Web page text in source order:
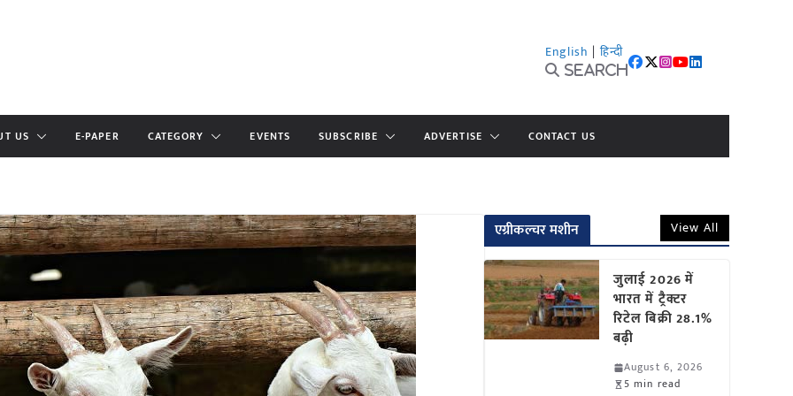
English | हिन्दी
Search
US E-PAPER CATEGORY EVENTS SUBSCRIBE ADVERTISE CONTACT US
एग्रीकल्चर मशीन View All
जुलाई 2026 में
भारत में ट्रैक्टर
रिटेल बिक्री 28.1%
बढ़ी
August 6, 2026
5 min read